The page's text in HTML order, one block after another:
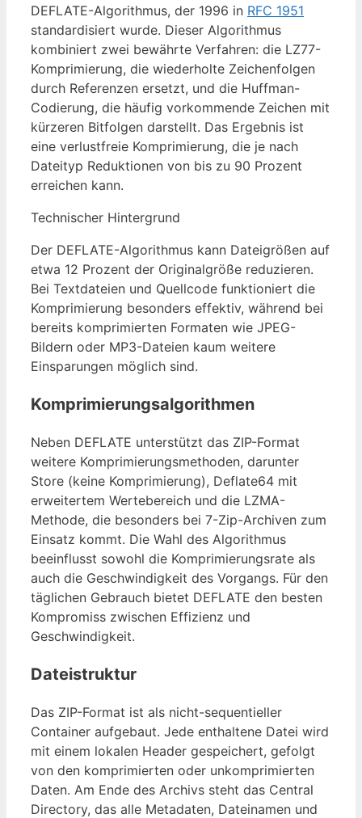
DEFLATE-Algorithmus, der 1996 in RFC 1951
standardisiert wurde. Dieser Algorithmus
kombiniert zwei bewährte Verfahren: die LZ77-
Komprimierung, die wiederholte Zeichenfolgen
durch Referenzen ersetzt, und die Huffman-
Codierung, die häufig vorkommende Zeichen mit
kürzeren Bitfolgen darstellt. Das Ergebnis ist
eine verlustfreie Komprimierung, die je nach
Dateityp Reduktionen von bis zu 90 Prozent
erreichen kann.
Technischer Hintergrund
Der DEFLATE-Algorithmus kann Dateigrößen auf
etwa 12 Prozent der Originalgröße reduzieren.
Bei Textdateien und Quellcode funktioniert die
Komprimierung besonders effektiv, während bei
bereits komprimierten Formaten wie JPEG-
Bildern oder MP3-Dateien kaum weitere
Einsparungen möglich sind.
Komprimierungsalgorithmen
Neben DEFLATE unterstützt das ZIP-Format
weitere Komprimierungsmethoden, darunter
Store (keine Komprimierung), Deflate64 mit
erweitertem Wertebereich und die LZMA-
Methode, die besonders bei 7-Zip-Archiven zum
Einsatz kommt. Die Wahl des Algorithmus
beeinflusst sowohl die Komprimierungsrate als
auch die Geschwindigkeit des Vorgangs. Für den
täglichen Gebrauch bietet DEFLATE den besten
Kompromiss zwischen Effizienz und
Geschwindigkeit.
Dateistruktur
Das ZIP-Format ist als nicht-sequentieller
Container aufgebaut. Jede enthaltene Datei wird
mit einem lokalen Header gespeichert, gefolgt
von den komprimierten oder unkomprimierten
Daten. Am Ende des Archivs steht das Central
Directory, das alle Metadaten, Dateinamen und